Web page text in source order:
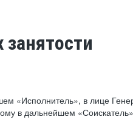
«Исполнитель», в лице
в дальнейшем